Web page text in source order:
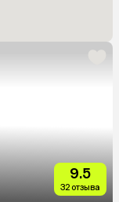
9.5
32 отзыва